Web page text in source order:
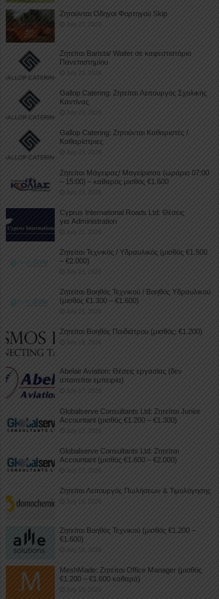
Ζητούνται Οδηγοί Φορτηγού Skip
July 27, 2026
Ζητείται Barista/ Waiter σε καφεστιατόριο
Πανεπιστημίου
July 23, 2026
Gallop Catering: Ζητείται Λειτουργός Σχολικής
Καντίνας
July 23, 2026
Gallop Catering: Ζητούνται Καθαριστές /
Καθαρίστριες
July 23, 2026
Ζητείται Μάγειρας/ Μαγείρισσα (ωράριο 07:00
– 15:00) – καθαρός μισθός €1.600
July 23, 2026
Cyprus International Roads Ltd: Θέσεις
για Administration
July 21, 2026
Ζητείται Τεχνικός / Υδραυλικός (μισθός €1.500
– €2.000)
July 21, 2026
Ζητείται Βοηθός Τεχνικού / Βοηθός Υδραυλικού
(μισθός €1.300 – €1.600)
July 21, 2026
Ζητείται Βοηθός Παιδιάτρου (μισθός: €1.200)
July 18, 2026
Abelair Aviation: Θέσεις εργασίας (δεν
απαιτείται εμπειρία)
July 17, 2026
Globalserve Consultants Ltd: Ζητείται Junior
Accountant (μισθός €1.200 – €1.300)
July 17, 2026
Globalserve Consultants Ltd: Ζητείται
Accountant (μισθός €1.600 – €2.000)
July 17, 2026
Ζητείται Λειτουργός Πωλήσεων & Τιμολόγησης
July 16, 2026
Ζητείται Βοηθός Τεχνικού (μισθός €1.200 –
€1.600)
July 15, 2026
MeshMade: Ζητείται Office Manager (μισθός
€1.200 – €1.600 καθαρά)
July 15, 2026